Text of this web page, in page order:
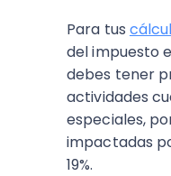
Para tus
del impuesto
debes tener
actividades
especiales,
impactadas
19%.